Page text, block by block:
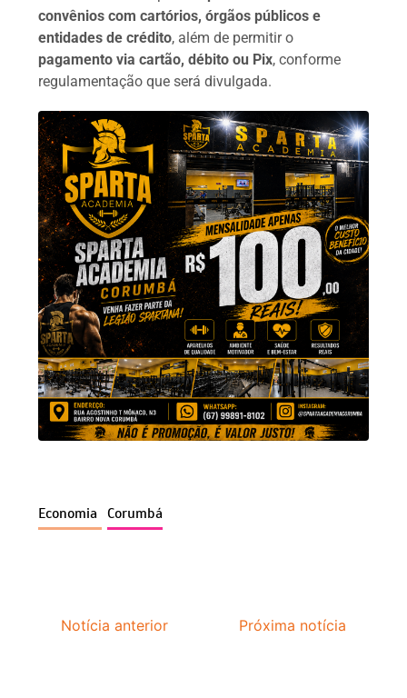
convênios com cartórios, órgãos públicos e
entidades de crédito, além de permitir o
pagamento via cartão, débito ou Pix, conforme
regulamentação que será divulgada.
Economia Corumbá
Notícia anterior Próxima notícia